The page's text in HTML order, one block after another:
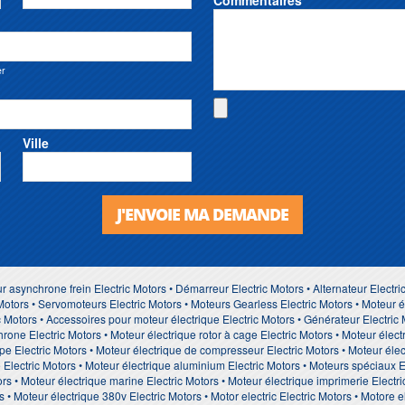
Ville
J'ENVOIE MA DEMANDE
frein Electric Motors • Démarreur Electric Motors • Alternateur
• Servomoteurs Electric Motors • Moteurs Gearless Electric Motors •
• Accessoires pour moteur électrique Electric Motors • Générateur
Electric Motors • Moteur électrique rotor à cage Electric Motors • Moteur
Electric Motors • Moteur électrique de compresseur Electric Motors • Moteur
Motors • Moteur électrique aluminium Electric Motors • Moteurs
• Moteur électrique marine Electric Motors • Moteur électrique imprimerie
Moteur électrique 380v Electric Motors • Motor electric Electric Motors • Motore